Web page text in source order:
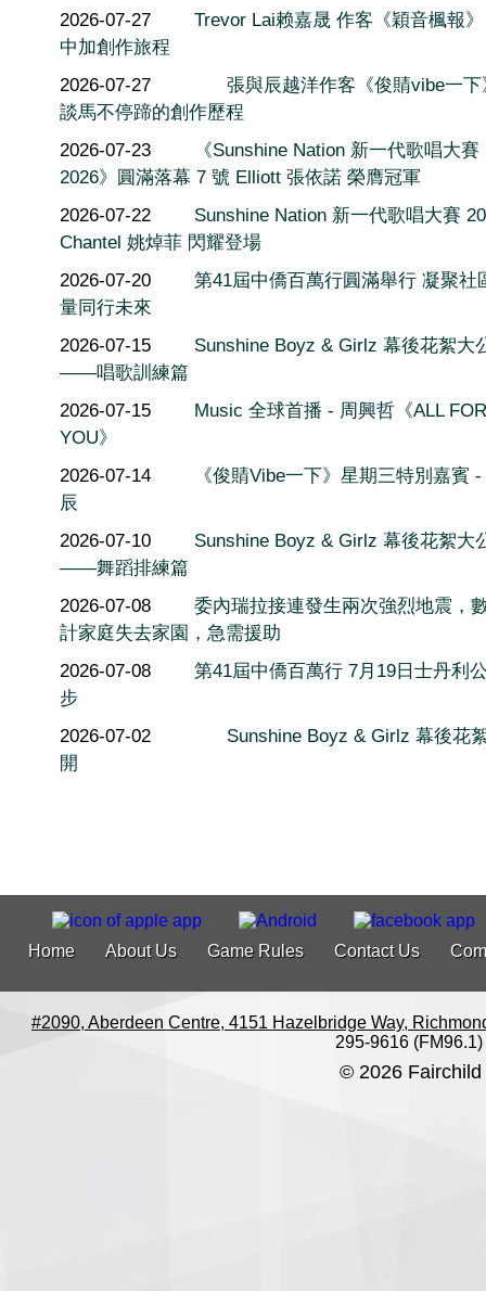
2026-07-27
Trevor Lai赖嘉晟 作客《穎音楓報
中加創作旅程
2026-07-27
張與辰越洋作客《俊䝼vibe一下
談馬不停蹄的創作歷程
2026-07-23
《Sunshine Nation 新一代歌唱大賽
2026》圓滿落幕 7 號 Elliott 張依諾 榮膺冠軍
2026-07-22
Sunshine Nation 新一代歌唱大賽
Chantel 姚焯菲 閃耀登場
2026-07-20
第41屆中僑百萬行圓滿舉行 凝聚社
量同行未來
2026-07-15
Sunshine Boyz & Girlz 幕後花絮大
——唱歌訓練篇
2026-07-15
Music 全球首播 - 周興哲《ALL FOR
YOU》
2026-07-14
《俊䝼Vibe一下》星期三特別嘉賓
辰
2026-07-10
Sunshine Boyz & Girlz 幕後花絮大
——舞蹈排練篇
2026-07-08
委內瑞拉接連發生兩次強烈地震，
計家庭失去家園，急需援助
2026-07-08
第41屆中僑百萬行 7月19日士丹利
步
2026-07-02
Sunshine Boyz & Girlz 幕後花
開
Home About Us Game Rules Contact Us
#2090, Aberdeen Centre, 4151 Hazelbridge Way,
295-9616 (FM96.1)
© 2026 Fairchild